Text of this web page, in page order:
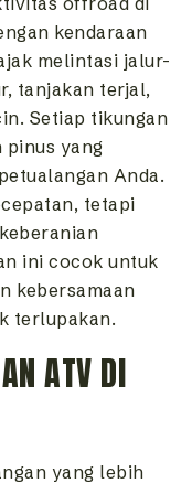
kendaraan
melintasi jalur-
tanjakan terjal,
Setiap tikungan
pinus yang
Anda.
tetapi
ini cocok untuk
kebersamaan
terlupakan.
ATV DI
yang lebih